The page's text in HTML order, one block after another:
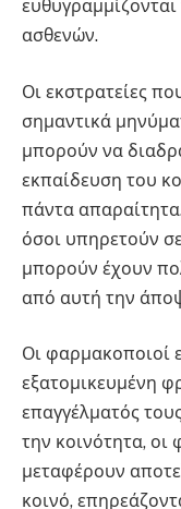
ασθενών.
Οι εκστρατείες
σημαντικά
μπορούν να
εκπαίδευση του
πάντα
όσοι υπηρετούν
μπορούν έχουν
από αυτή την
Οι φαρμακοποιοί
εξατομικευμένη
επαγγέλματός
την κοινότητα,
μεταφέρουν
κοινό,